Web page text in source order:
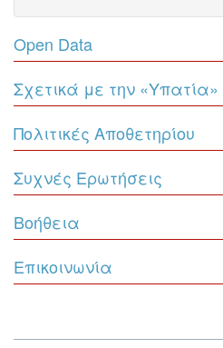
Open Data
Σχετικά με την «Υπατία»
Πολιτικές Αποθετηρίου
Συχνές Ερωτήσεις
Βοήθεια
Επικοινωνία